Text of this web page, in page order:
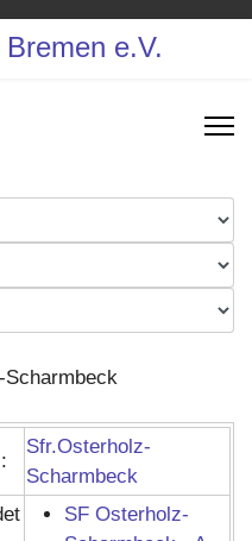
Scharmbeck
Sfr.Osterholz-
Scharmbeck
SF Osterholz-